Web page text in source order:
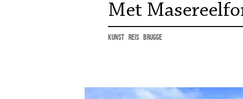
Met
kunst reis Brugge